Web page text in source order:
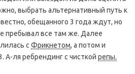
выбрать альтернативный путь к
обещанного 3 года ждут, но
пребывал все там же. Далее
с Фрикнетом, а потом и
А-ля ребрендинг с чисткой репы.